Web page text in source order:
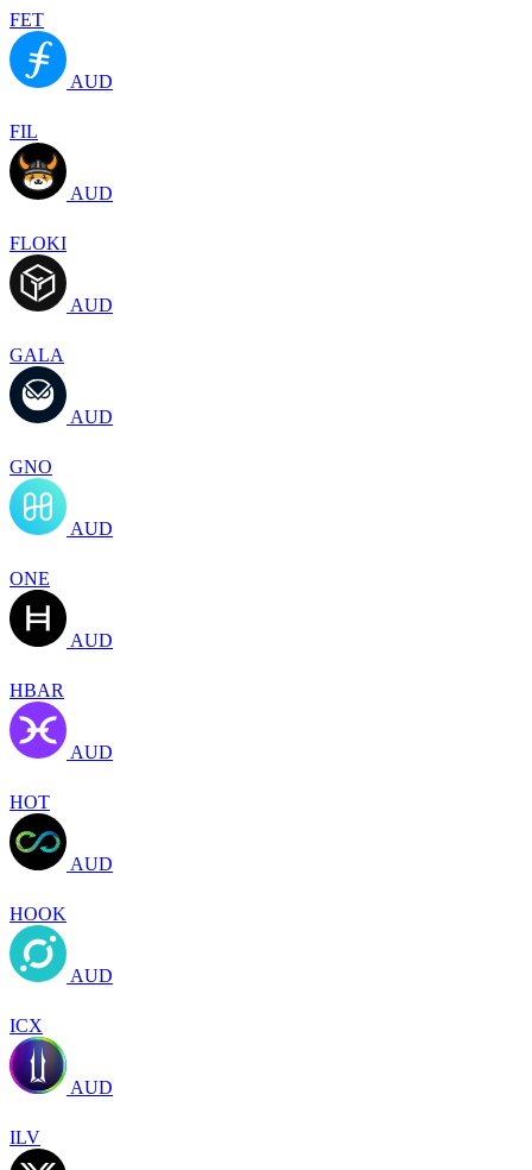
FET
AUD
FIL
AUD
FLOKI
AUD
GALA
AUD
GNO
AUD
ONE
AUD
HBAR
AUD
HOT
AUD
HOOK
AUD
ICX
AUD
ILV